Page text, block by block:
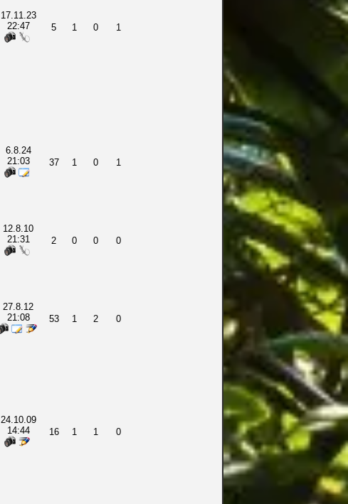
17.11.23
22:47
5 1 0 1
6.8.24
21:03
37 1 0 1
12.8.10
21:31
2 0 0 0
27.8.12
21:08
53 1 2 0
24.10.09
14:44
16 1 1 0